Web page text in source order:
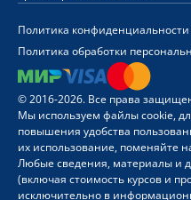
Политика конфиденциальности
Политика обработки
© 2016-2026. Все права
Мы используем файлы cookie,
повышения удобства
их использование, поменяйте
Любые сведения, материалы и
(включая стоимость курсов и
исключительно в